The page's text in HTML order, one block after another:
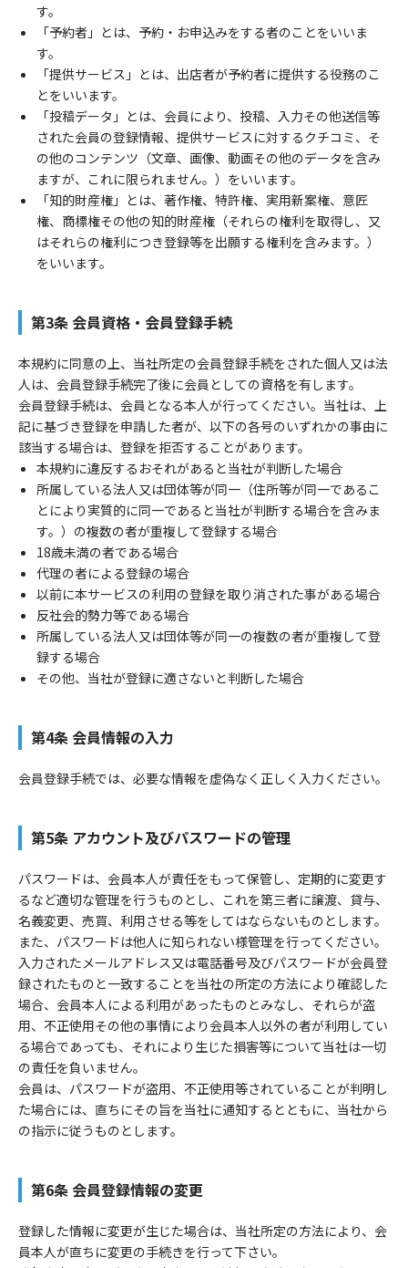
す。
「予約者」とは、予約・お申込みをする者のことをいいま
す。
「提供サービス」とは、出店者が予約者に提供する役務のこ
とをいいます。
「投稿データ」とは、会員により、投稿、入力その他送信等
された会員の登録情報、提供サービスに対するクチコミ、そ
の他のコンテンツ（文章、画像、動画その他のデータを含み
ますが、これに限られません。）をいいます。
「知的財産権」とは、著作権、特許権、実用新案権、意匠
権、商標権その他の知的財産権（それらの権利を取得し、又
はそれらの権利につき登録等を出願する権利を含みます。）
をいいます。
第3条 会員資格・会員登録手続
本規約に同意の上、当社所定の会員登録手続をされた個人又は法
人は、会員登録手続完了後に会員としての資格を有します。
会員登録手続は、会員となる本人が行ってください。当社は、上
記に基づき登録を申請した者が、以下の各号のいずれかの事由に
該当する場合は、登録を拒否することがあります。
本規約に違反するおそれがあると当社が判断した場合
所属している法人又は団体等が同一（住所等が同一であるこ
とにより実質的に同一であると当社が判断する場合を含みま
す。）の複数の者が重複して登録する場合
18歳未満の者である場合
代理の者による登録の場合
以前に本サービスの利用の登録を取り消された事がある場合
反社会的勢力等である場合
所属している法人又は団体等が同一の複数の者が重複して登
録する場合
その他、当社が登録に適さないと判断した場合
第4条 会員情報の入力
会員登録手続では、必要な情報を虚偽なく正しく入力ください。
第5条 アカウント及びパスワードの管理
パスワードは、会員本人が責任をもって保管し、定期的に変更す
るなど適切な管理を行うものとし、これを第三者に譲渡、貸与、
名義変更、売買、利用させる等をしてはならないものとします。
また、パスワードは他人に知られない様管理を行ってください。
入力されたメールアドレス又は電話番号及びパスワードが会員登
録されたものと一致することを当社の所定の方法により確認した
場合、会員本人による利用があったものとみなし、それらが盗
用、不正使用その他の事情により会員本人以外の者が利用してい
る場合であっても、それにより生じた損害等について当社は一切
の責任を負いません。
会員は、パスワードが盗用、不正使用等されていることが判明し
た場合には、直ちにその旨を当社に通知するとともに、当社から
の指示に従うものとします。
第6条 会員登録情報の変更
登録した情報に変更が生じた場合は、当社所定の方法により、会
員本人が直ちに変更の手続きを行って下さい。